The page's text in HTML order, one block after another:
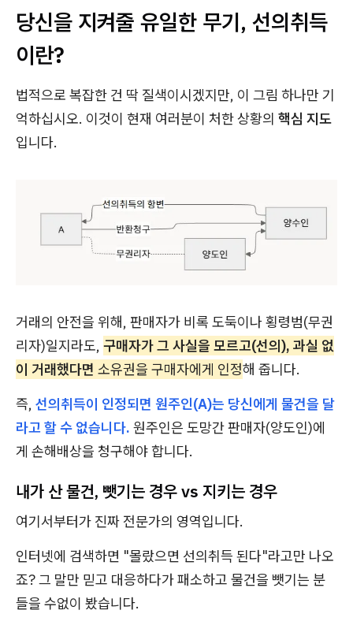
당신을 지켜줄 유일한 무기, 선의취득
이란?
법적으로 복잡한 건 딱 질색이시겠지만, 이 그림 하나만 기
억하십시오. 이것이 현재 여러분이 처한 상황의 핵심 지도
입니다.
거래의 안전을 위해, 판매자가 비록 도둑이나 횡령범(무권
리자)일지라도, 구매자가 그 사실을 모르고(선의), 과실 없
이 거래했다면 소유권을 구매자에게 인정해 줍니다.
즉, 선의취득이 인정되면 원주인(A)는 당신에게 물건을 달
라고 할 수 없습니다. 원주인은 도망간 판매자(양도인)에
게 손해배상을 청구해야 합니다.
내가 산 물건, 뺏기는 경우 vs 지키는 경우
여기서부터가 진짜 전문가의 영역입니다.
인터넷에 검색하면 "몰랐으면 선의취득 된다"라고만 나오
죠? 그 말만 믿고 대응하다가 패소하고 물건을 뺏기는 분
들을 수없이 봤습니다.